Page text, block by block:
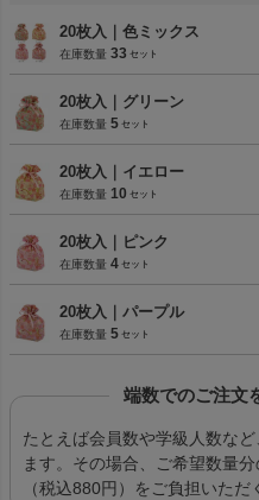
20枚入｜色ミックス
在庫数量 33
20枚入｜グリーン
在庫数量 5
20枚入｜イエロー
在庫数量 10
20枚入｜ピンク
在庫数量 4
20枚入｜パープル
在庫数量 5
端数でのご注文
たとえば会員数や学級人数な
ます。その場合、ご希望数量
（税込880円）をご負担いただ